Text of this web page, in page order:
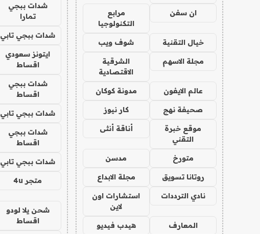
ان سفن
مرابع
التكنولوجيا
خيال التقنية شوف ويب
مجلة الاسهم
الشرقية
الاقتصادية
عالم الايفون مدونة كوكان
صحيفة نهج كار نيوز
موقع خبرة
التقني
أناقة أنثى
متورخ مدسن
روتانا تسويق مجلة الابداع
نادي الترددات
استشارات اون
لاين
المعارف هيدب فيديو
شدات ببجي
تمارا
شدات ببجي تابي
ايتونز سعودي
اقساط
شدات ببجي
اقساط
شدات ببجي تابي
شدات ببجي
اقساط
شدات ببجي تابي
متجر 4u
شحن يلا لودو
اقساط